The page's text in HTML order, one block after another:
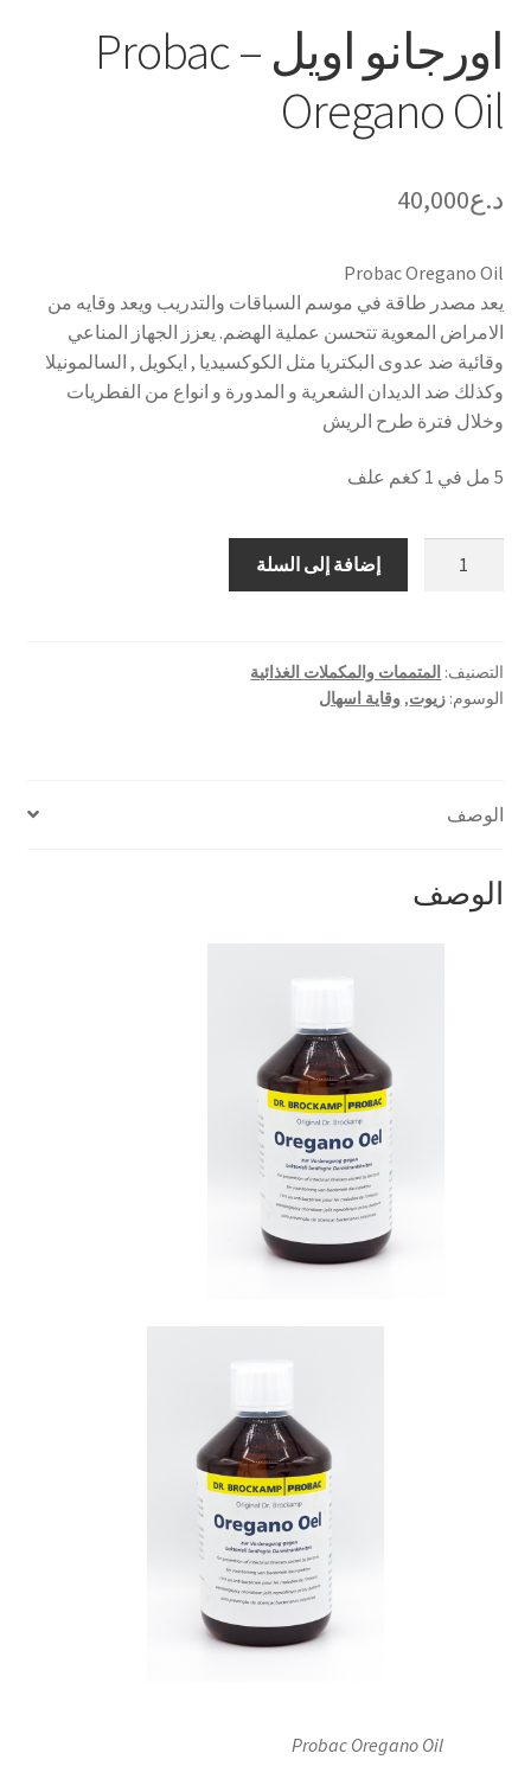
اورجانو اويل – Probac
Oregano Oil
د.ع40,000
Probac Oregano Oil
يعد مصدر طاقة في موسم السباقات والتدريب ويعد وقايه من
الامراض المعوية تتحسن عملية الهضم. يعزز الجهاز المناعي
وقائية ضد عدوى البكتريا مثل الكوكسيديا , ايكويل , السالمونيلا
وكذلك ضد الديدان الشعرية و المدورة و انواع من الفطريات
وخلال فترة طرح الريش
5 مل في 1 كغم علف
Probac
Oregano
إضافة إلى السلة
التصنيف: المتممات والمكملات الغذائية
الوسوم: زيوت, وقاية اسهال
الوصف
الوصف
Probac Oregano Oil